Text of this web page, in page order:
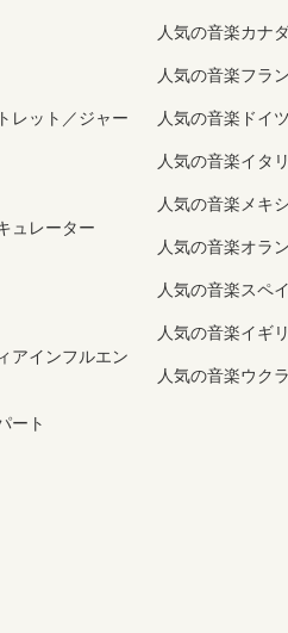
レット／ジャー
ュレーター
アインフルエン
ート
人気の音楽カナ
人気の音楽フラ
人気の音楽ドイツ
人気の音楽イタ
人気の音楽メキ
人気の音楽オラ
人気の音楽スペ
人気の音楽イギ
人気の音楽ウク